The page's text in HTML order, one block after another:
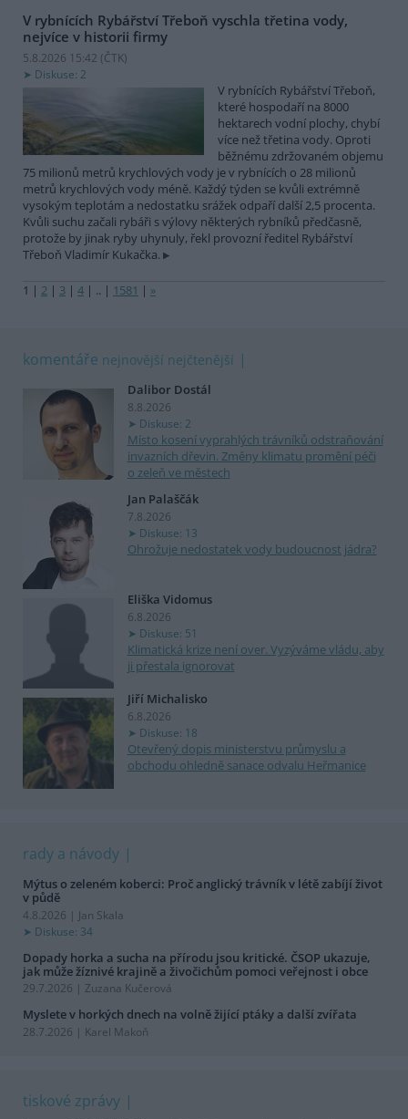
V rybnících Rybářství Třeboň vyschla třetina vody,
nejvíce v historii firmy
5.8.2026 15:42 (ČTK)
Diskuse: 2
V rybnících Rybářství Třeboň,
které hospodaří na 8000
hektarech vodní plochy, chybí
více než třetina vody. Oproti
běžnému zdržovaném objemu
75 milionů metrů krychlových vody je v rybnících o 28 milionů
metrů krychlových vody méně. Každý týden se kvůli extrémně
vysokým teplotám a nedostatku srážek odpaří další 2,5 procenta.
Kvůli suchu začali rybáři s výlovy některých rybníků předčasně,
protože by jinak ryby uhynuly, řekl provozní ředitel Rybářství
Třeboň Vladimír Kukačka.
1 | 2 | 3 | 4 | .. | 1581 | »
komentáře nejnovější nejčtenější
Dalibor Dostál
8.8.2026
Diskuse: 2
Místo kosení vyprahlých trávníků odstraňování
invazních dřevin. Změny klimatu promění péči
o zeleň ve městech
Jan Palaščák
7.8.2026
Diskuse: 13
Ohrožuje nedostatek vody budoucnost jádra?
Eliška Vidomus
6.8.2026
Diskuse: 51
Klimatická krize není over. Vyzýváme vládu, aby
ji přestala ignorovat
Jiří Michalisko
6.8.2026
Diskuse: 18
Otevřený dopis ministerstvu průmyslu a
obchodu ohledně sanace odvalu Heřmanice
rady a návody
Mýtus o zeleném koberci: Proč anglický trávník v létě zabíjí život
v půdě
4.8.2026 | Jan Skala
Diskuse: 34
Dopady horka a sucha na přírodu jsou kritické. ČSOP ukazuje,
jak může žíznivé krajině a živočichům pomoci veřejnost i obce
29.7.2026 | Zuzana Kučerová
Myslete v horkých dnech na volně žijící ptáky a další zvířata
28.7.2026 | Karel Makoň
tiskové zprávy